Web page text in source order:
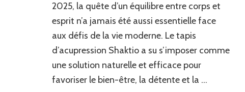
Ihr
Zuhause
für
ganzheitliches
Wohlbefinden
2025, la quête d’un équilibre entre corps et
esprit n’a jamais été aussi essentielle face
aux défis de la vie moderne. Le tapis
d’acupression Shaktio a su s’imposer comme
une solution naturelle et efficace pour
favoriser le bien-être, la détente et la …